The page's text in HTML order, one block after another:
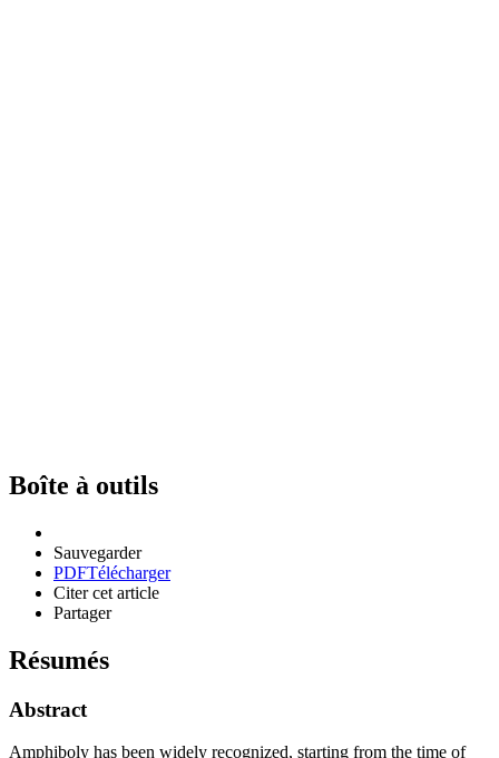
Boîte à outils
Sauvegarder
PDFTélécharger
Citer cet article
Partager
Résumés
Abstract
Amphiboly has been widely recognized, starting from the time of